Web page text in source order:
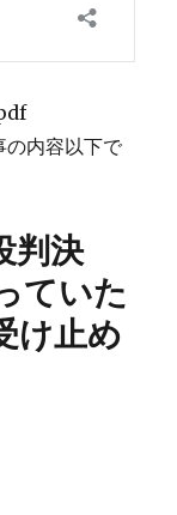
の内容以下で
判決
ていた
け止め